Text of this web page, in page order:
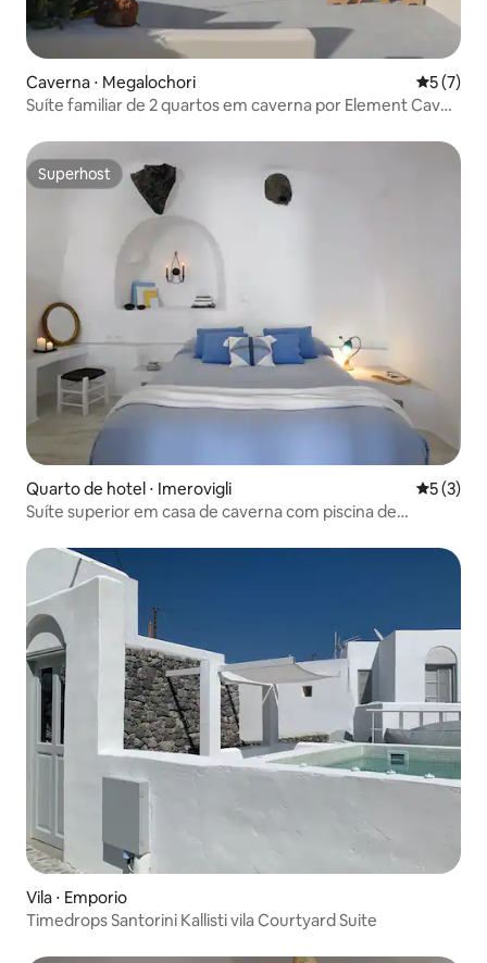
Caverna ⋅ Megalochori 5 de
5 (7)
Suíte familiar de 2 quartos em caverna por Element Cave
Superhost
Superhost
Quarto de hotel ⋅ Imerovigli 5 de
5 (3)
Suíte superior em casa de caverna com piscina de
Vila ⋅ Emporio
Timedrops Santorini Kallisti vila Courtyard Suite